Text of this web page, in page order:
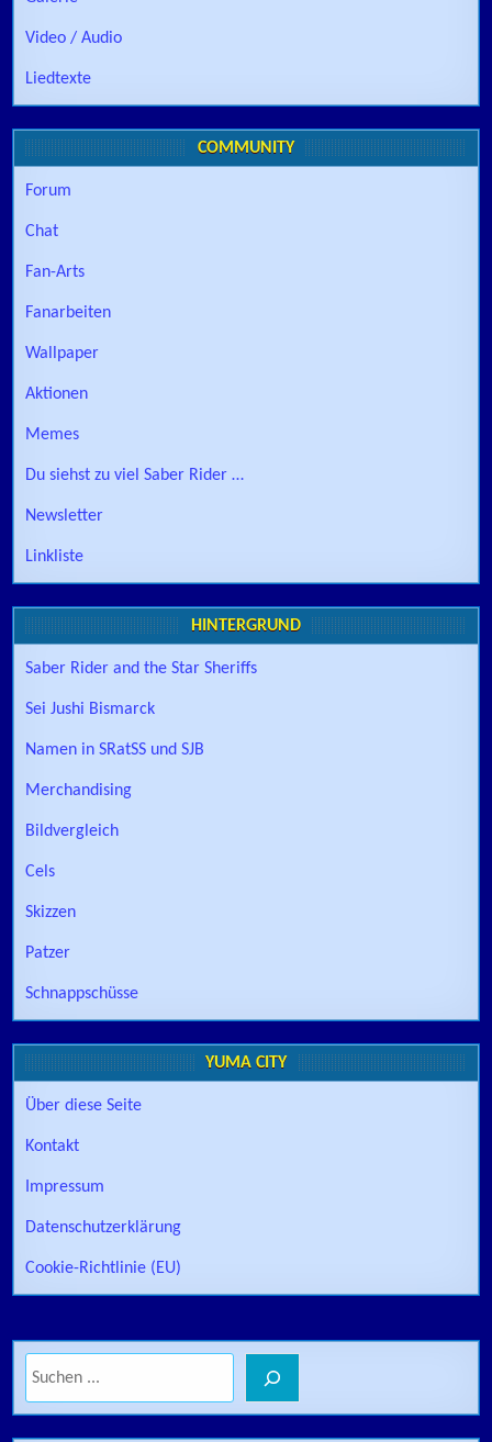
Video / Audio
Liedtexte
COMMUNITY
Forum
Chat
Fan-Arts
Fanarbeiten
Wallpaper
Aktionen
Memes
Du siehst zu viel Saber Rider …
Newsletter
Linkliste
HINTERGRUND
Saber Rider and the Star Sheriffs
Sei Jushi Bismarck
Namen in SRatSS und SJB
Merchandising
Bildvergleich
Cels
Skizzen
Patzer
Schnappschüsse
YUMA CITY
Über diese Seite
Kontakt
Impressum
Datenschutzerklärung
Cookie-Richtlinie (EU)